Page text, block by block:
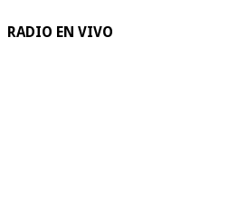
RADIO EN VIVO